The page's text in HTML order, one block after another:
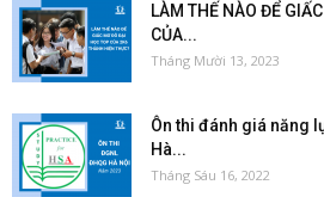
LÀM THẾ NÀO ĐỂ
CỦA...
Tháng Mười 13, 2023
Ôn thi đánh giá năng
Hà...
Tháng Sáu 16, 2022